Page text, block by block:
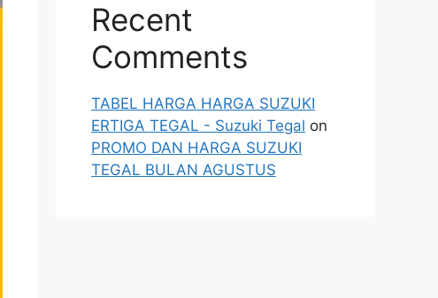
Recent
Comments
TABEL HARGA HARGA SUZUKI
ERTIGA TEGAL - Suzuki Tegal on
PROMO DAN HARGA SUZUKI
TEGAL BULAN AGUSTUS